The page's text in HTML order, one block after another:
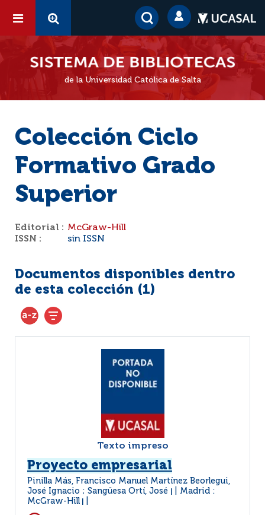
de la Universidad Católica de Salta
Colección Ciclo
Formativo Grado
Superior
Editorial : McGraw-Hill
ISSN :
sin ISSN
Documentos disponibles dentro
de esta colección (1)
Texto impreso
Proyecto empresarial
Pinilla Más, Francisco Manuel Martínez Beorlegui,
José Ignacio ; Sangüesa Ortí, José
Madrid :
McGraw-Hill